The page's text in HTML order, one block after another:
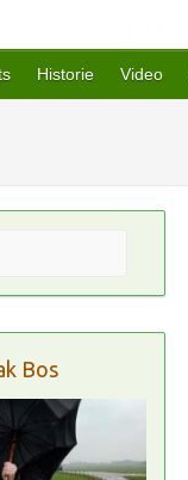
Historie Video
Bos